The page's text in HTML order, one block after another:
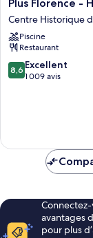
Florence
-
Hostel
Centre
Historique
de
Plus Florence -
Centre Historique
Piscine
Restaurant
8.6
sur
8,6 Excellent
1 009 avis
avantages
pour plus